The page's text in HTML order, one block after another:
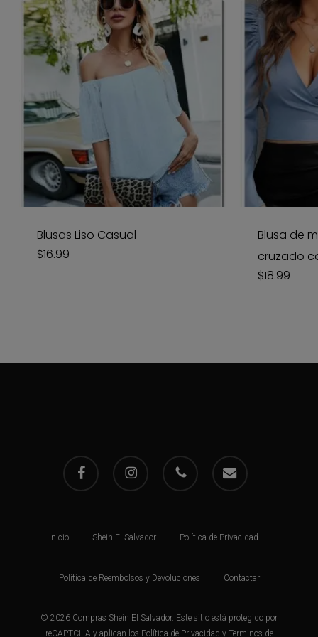
Blusas Liso Casual
$16.99
Blusa de
cruzado
$18.99
facebook instagram phone email
Inicio Shein El Salvador Política de Privacidad
Política de Reembolsos y Devoluciones Contactar
© 2026 Compras Shein El Salvador. Este sitio está protegido por
reCAPTCHA y aplican los Política de Privacidad y Terminos de